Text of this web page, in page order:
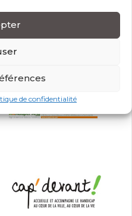
de confidentialité